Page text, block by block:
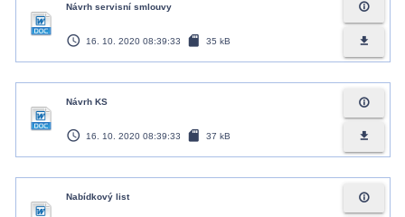
Návrh servisní smlouvy
access_time 16. 10. 2020 08:39:33 sd_card 35 kB
info_outline
file_download
Návrh KS
access_time 16. 10. 2020 08:39:33 sd_card 37 kB
info_outline
file_download
Nabídkový list info_outline